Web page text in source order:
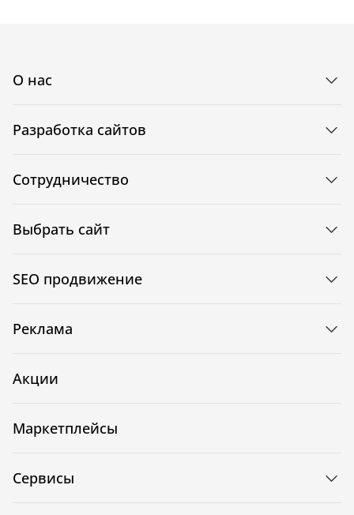
О нас
Разработка сайтов
Сотрудничество
Выбрать сайт
SEO продвижение
Реклама
Акции
Маркетплейсы
Сервисы